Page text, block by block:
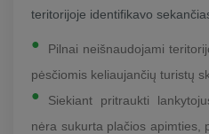
teritorijoje identifikavo
Pilnai neišnaudojami
pėsčiomis keliaujančių turistų
Siekiant pritraukti
nėra sukurta plačios apimties,